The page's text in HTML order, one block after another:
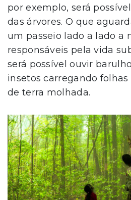
por exemplo, será
das árvores. O que
um passeio lado a lado a
responsáveis pela vida
será possível ouvir
insetos carregando
de terra molhada.